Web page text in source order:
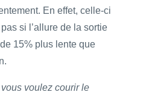
En effet, celle-ci
si l’allure de la sortie
15% plus lente que
voulez courir le